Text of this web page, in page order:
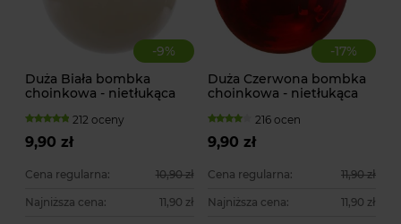
-9%
Duża Biała bombka
choinkowa - nietłukąca
212 oceny
9,90 zł
Cena regularna: 10,90 zł
Najniższa cena: 11,90 zł
-17%
Duża Czerwona bombka
choinkowa - nietłukąca
216 ocen
9,90 zł
Cena regularna: 11,90 zł
Najniższa cena: 11,90 zł